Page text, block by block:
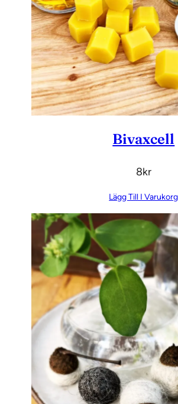
Bivaxcell
8Kr
Lägg Till I Varukorg